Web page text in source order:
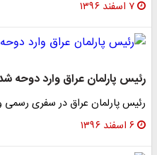
۷ اسفند ۱۳۹۶
رئیس پارلمان عراق وارد دوحه شد
رئیس پارلمان عراق در سفری رسمی
۶ اسفند ۱۳۹۶